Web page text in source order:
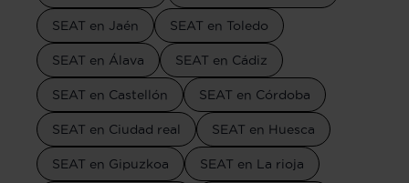
SEAT en Jaén SEAT en Toledo
SEAT en Álava SEAT en Cádiz
SEAT en Castellón SEAT en Córdoba
SEAT en Ciudad real SEAT en Huesca
SEAT en Gipuzkoa SEAT en La rioja